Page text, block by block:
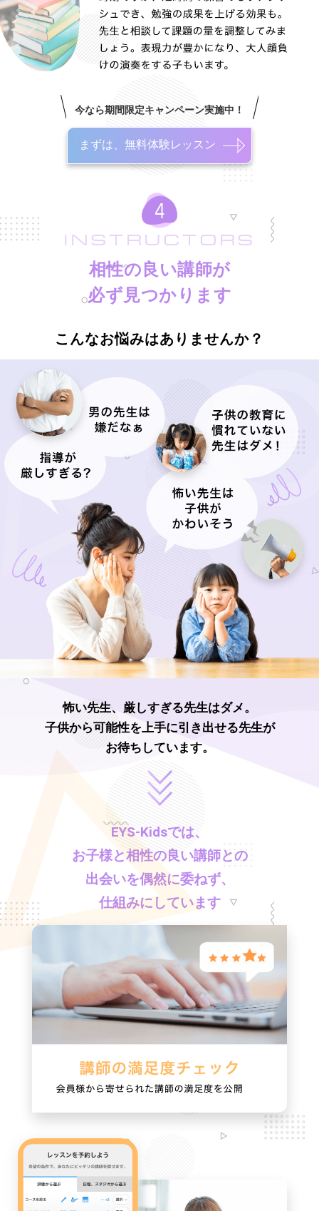
今なら期間限定キャンペーン実施中！
まずは、無料体験レッスン
INSTRUCTORS
相性の良い講師が
必ず見つかります
こんなお悩みはありませんか？
怖い先生、厳しすぎる先生はダメ。
子供から可能性を上手に引き出せる先生が
お待ちしています。
EYS-Kidsでは、
お子様と相性の良い講師との
出会いを偶然に委ねず、
仕組みにしています